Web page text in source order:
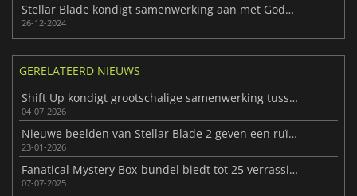
Stellar Blade kondigt samenwerking aan met Goddess of Victory: Nikke
26-12-2024
GERELATEERD NIEUWS
Shift Up kondigt grootschalige samenwerking tussen NIKKE en Persona aan
04-07-2026
Nieuwe beelden van Stellar Blade 2 geven een ruïne van porselein weer
23-01-2026
Fanatical Mystery Box-bundel biedt tot 25 verrassingsstoomsleutels
07-07-2025